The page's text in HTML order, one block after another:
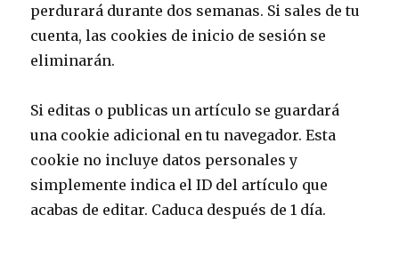
perdurará durante dos semanas. Si sales de tu
cuenta, las cookies de inicio de sesión se
eliminarán.
Si editas o publicas un artículo se guardará
una cookie adicional en tu navegador. Esta
cookie no incluye datos personales y
simplemente indica el ID del artículo que
acabas de editar. Caduca después de 1 día.